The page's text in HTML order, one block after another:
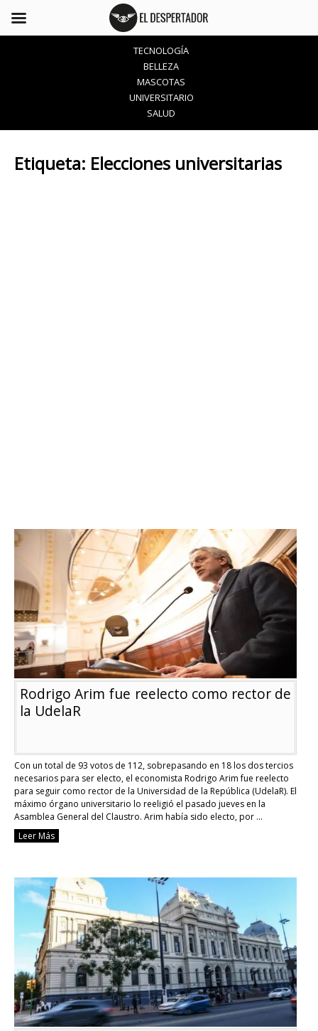
TECNOLOGÍA
BELLEZA
MASCOTAS
UNIVERSITARIO
SALUD
Etiqueta: Elecciones universitarias
Rodrigo Arim fue reelecto como rector de
la UdelaR
Con un total de 93 votos de 112, sobrepasando en 18 los dos tercios
necesarios para ser electo, el economista Rodrigo Arim fue reelecto
para seguir como rector de la Universidad de la República (UdelaR). El
máximo órgano universitario lo reeligió el pasado jueves en la
Asamblea General del Claustro. Arim había sido electo, por …
Continue reading
como
rector
de
la
UdelaR
Leer Más